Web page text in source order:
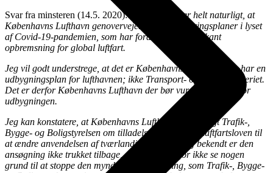
Svar fra minsteren (14.5. 2020):
Jeg synes det er helt naturligt, at
Københavns Lufthavn genovervejer deres investeringsplaner i lyset
af Covid-19-pandemien, som har forårsaget en markant
opbremsning for global luftfart.
Jeg vil godt understrege, at det er Københavns Lufthavn, der har en
udbygningsplan for lufthavnen; ikke Transport- og Boligministeriet.
Det er derfor Københavns Lufthavn der bør vurdere behovet for
udbygningen.
Jeg kan konstatere, at Københavns Lufthavn har ansøgt Trafik-,
Bygge- og Boligstyrelsen om tilladelse i henhold til luftfartsloven til
at ændre anvendelsen af tværlandingsbanen. Mig bekendt er den
ansøgning ikke trukket tilbage, så jeg kan derfor ikke se nogen
grund til at stoppe den myndighedsbehandling, som Trafik-, Bygge-